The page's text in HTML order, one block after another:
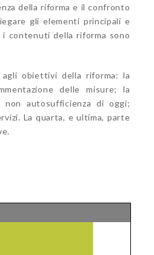
della riforma e il confronto
gli elementi principali e
contenuti della riforma sono
obiettivi della riforma: la
delle misure; la
autosufficienza di oggi;
La quarta, e ultima, parte